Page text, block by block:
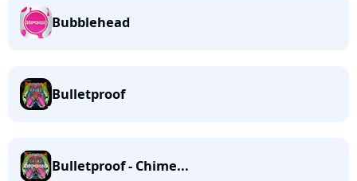
Bubblehead
Bulletproof
Bulletproof - Chime...